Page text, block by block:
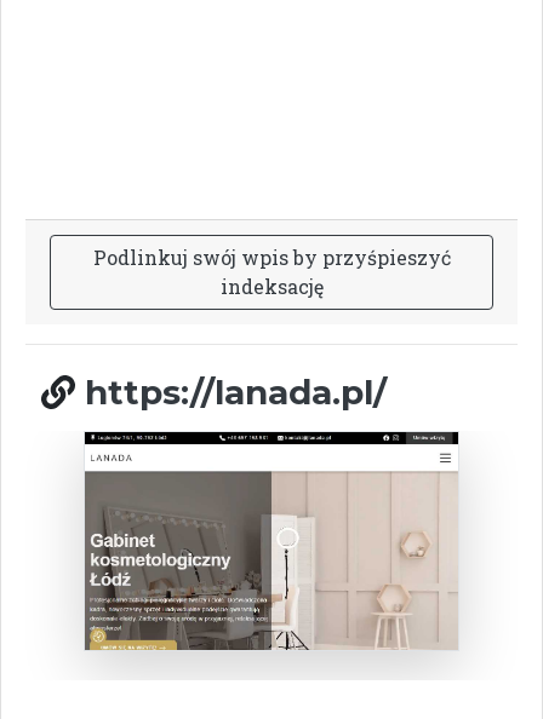
Podlinkuj swój wpisby przyśpieszyć
indeksację
https://lanada.pl/